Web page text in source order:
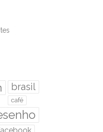
brasil
café